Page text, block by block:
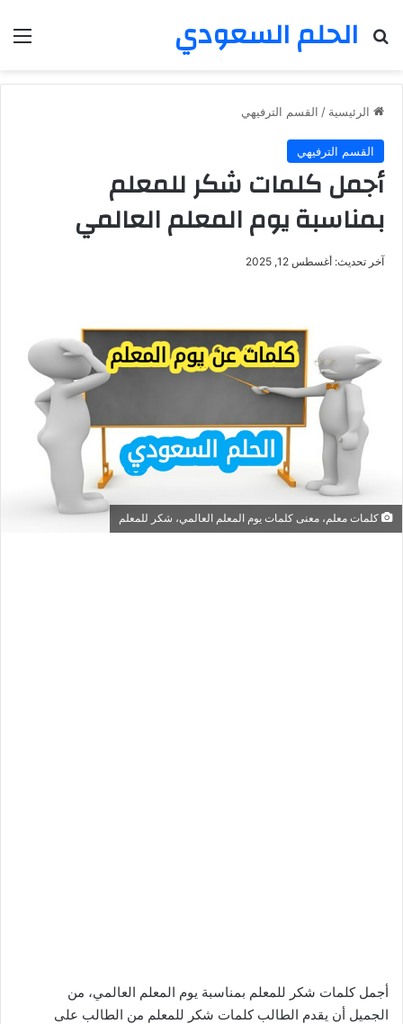
الحلم السعودي
بحث عن
الرئيسية / القسم الترفيهي
القسم الترفيهي
أجمل كلمات شكر للمعلم
بمناسبة يوم المعلم العالمي
آخر تحديث: أغسطس 12, 2025
كلمات معلم، معنى كلمات يوم المعلم العالمي، شكر للمعلم
أجمل كلمات شكر للمعلم بمناسبة يوم المعلم العالمي، من
الجميل أن يقدم الطالب كلمات شكر للمعلم من الطالب على